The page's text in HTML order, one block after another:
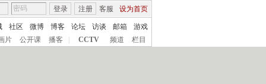
客服 设为首页
登录 注册
社区 微博 博客 论坛 访谈 邮箱
游戏
片
公开课 播客 CCTV 频道 栏目